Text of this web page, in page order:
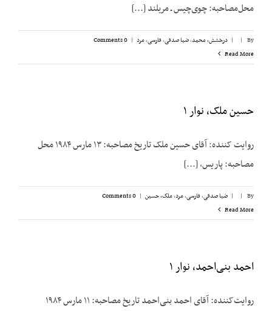
محل‌مصاحبه: چوی‌چیس ـ مریلند [...]
By
|
| درخشش،‌ محمد,ضیا صدقی,فارسی,مرد |
0 Comments
Read More
حسین ملک، نوار ۱
روایت کننده: آقای حسین ملک تاریخ مصاحبه: ۱۳ مارس ۱۹۸۴ محل
مصاحبه: پاریس، [...]
By
|
| ضیا صدقی,فارسی,مرد,ملک،‌ حسین |
0 Comments
Read More
احمد بنی‌احمد، نوار ۱
روایت‌کننده: آقای احمد بنی‌احمد تاریخ مصاحبه: ۱۱ مارس ۱۹۸۴